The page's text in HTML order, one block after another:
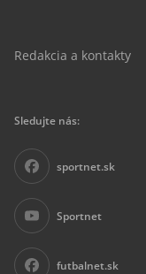
Redakcia a kontakty
Sledujte nás:
sportnet.sk
Sportnet
futbalnet.sk